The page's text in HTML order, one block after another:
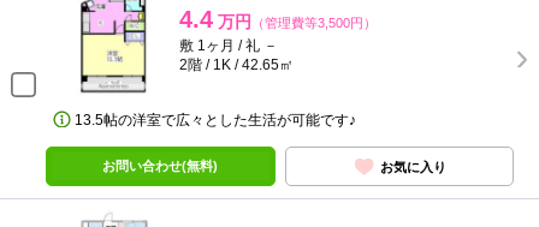
4.4 万円 （管理費等3,500円）
敷 1ヶ月 / 礼 －
2階 / 1K / 42.65㎡
13.5帖の洋室で広々とした生活が可能です♪
お問い合わせ(無料) お気に入り